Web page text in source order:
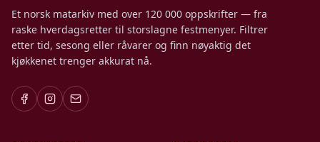
Et norsk matarkiv med over 120 000 oppskrifter — fra
raske hverdagsretter til storslagne festmenyer. Filtrer
etter tid, sesong eller råvarer og finn nøyaktig det
kjøkkenet trenger akkurat nå.